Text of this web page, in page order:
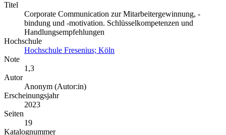
Titel
Corporate Communication zur Mitarbeitergewinnung, -
bindung und -motivation. Schlüsselkompetenzen und
Handlungsempfehlungen
Hochschule
Hochschule Fresenius; Köln
Note
1,3
Autor
Anonym (Autor:in)
Erscheinungsjahr
2023
Seiten
19
Katalognummer